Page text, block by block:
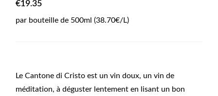
€19.35
par bouteille de 500ml (38.70€/L)
Le Cantone di Cristo est un vin doux, un vin de
méditation, à déguster lentement en lisant un bon